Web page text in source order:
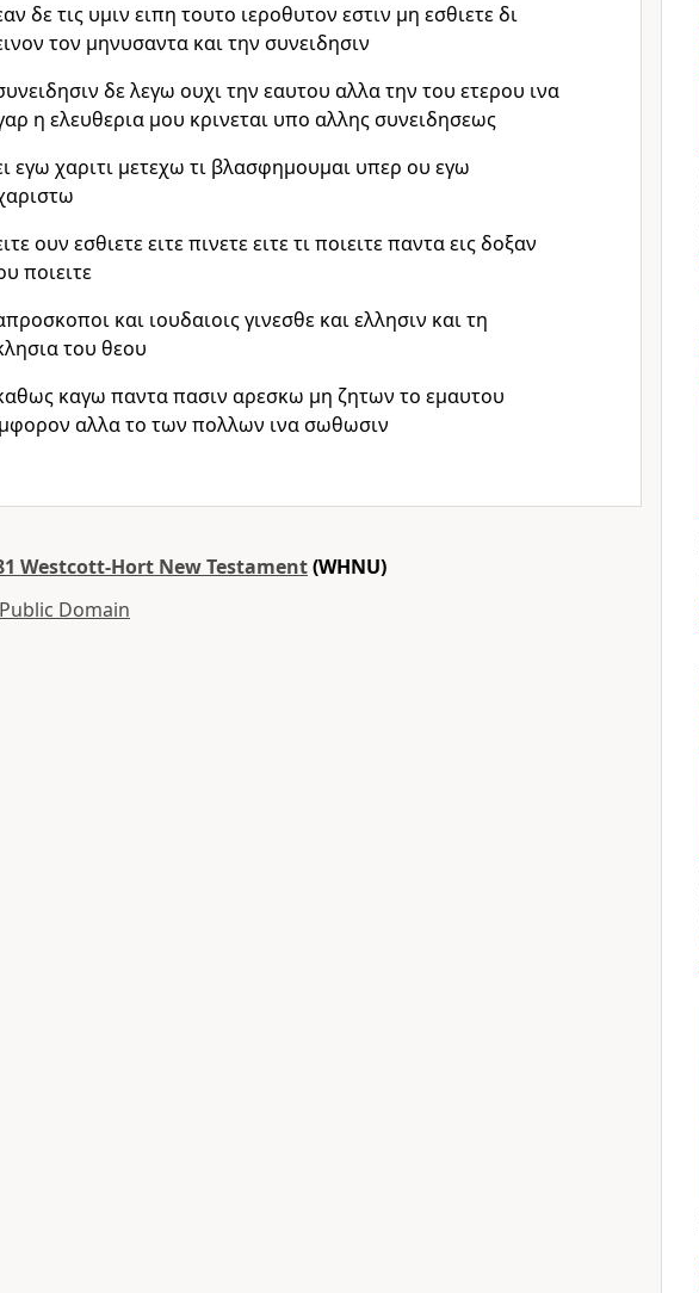
δε τις υμιν ειπη τουτο ιεροθυτον εστιν μη εσθιετε δι
τον μηνυσαντα και την συνειδησιν
δε λεγω ουχι την εαυτου αλλα την του ετερου ινα
η ελευθερια μου κρινεται υπο αλλης συνειδησεως
εγω χαριτι μετεχω τι βλασφημουμαι υπερ ου εγω
ουν εσθιετε ειτε πινετε ειτε τι ποιειτε παντα εις δοξαν
ποιειτε
και ιουδαιοις γινεσθε και ελλησιν και τη
του θεου
καγω παντα πασιν αρεσκω μη ζητων το εμαυτου
αλλα το των πολλων ινα σωθωσιν
Westcott-Hort New Testament(WHNU)
Public Domain